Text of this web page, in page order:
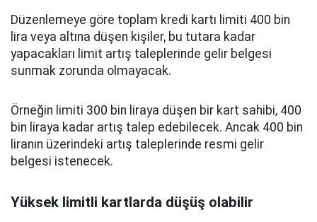
Düzenlemeye göre toplam kredi kartı limiti 400 bin
lira veya altına düşen kişiler, bu tutara kadar
yapacakları limit artış taleplerinde gelir belgesi
sunmak zorunda olmayacak.
Örneğin limiti 300 bin liraya düşen bir kart sahibi, 400
bin liraya kadar artış talep edebilecek. Ancak 400 bin
liranın üzerindeki artış taleplerinde resmi gelir
belgesi istenecek.
Yüksek limitli kartlarda düşüş olabilir